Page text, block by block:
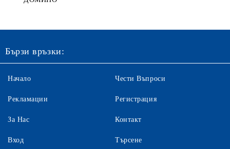
Бързи връзки:
Начало
Рекламации
За Нас
Вход
Чести Въпроси
Регистрация
Контакт
Търсене